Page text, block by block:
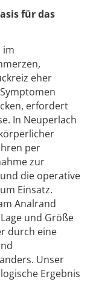
für das
im
eher
erfordert
In Neuperlach
per
zur
die operative
Einsatz.
Analrand
und Größe
durch eine
Unser
Ergebnis